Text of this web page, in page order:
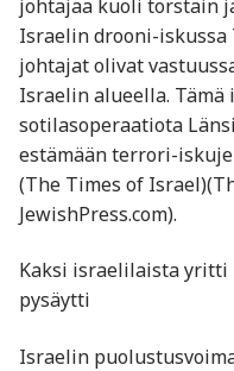
johtajaa kuoli torstain
Israelin drooni-iskussa
johtajat olivat
Israelin alueella. Tämä
sotilasoperaatiota
estämään terrori-
(The Times of
JewishPress.com).
Kaksi israelilaista yritti
pysäytti
Israelin